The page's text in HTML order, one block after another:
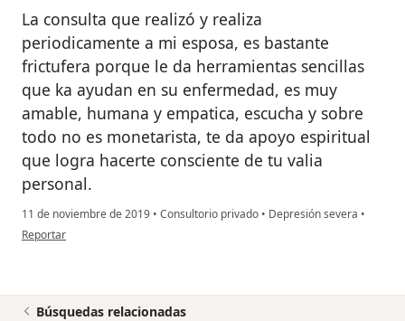
La consulta que realizó y realiza
periodicamente a mi esposa, es bastante
frictufera porque le da herramientas sencillas
que ka ayudan en su enfermedad, es muy
amable, humana y empatica, escucha y sobre
todo no es monetarista, te da apoyo espiritual
que logra hacerte consciente de tu valia
personal.
11 de noviembre de 2019 • Consultorio privado • Depresión severa •
en opinión del usuario Cuenta eliminada
Reportar
Búsquedas relacionadas